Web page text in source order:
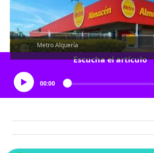
Metro Alquería
Escucha el artículo
00:00